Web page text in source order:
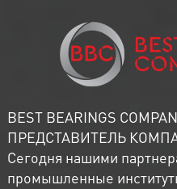
BEST BEARINGS
ПРЕДСТАВИТЕЛЬ
Сегодня нашими
промышленные